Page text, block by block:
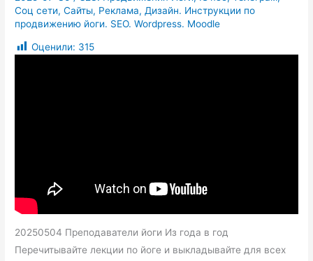
Соц сети, Сайты, Реклама, Дизайн. Инструкции по
продвижению йоги. SEO. Wordpress. Moodle
Оценили: 315
20250504 Преподаватели йоги Из года в год
Перечитывайте лекции по йоге и выкладывайте для всех